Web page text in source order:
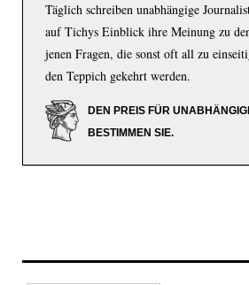
Täglich schreiben unabhängige
auf Tichys Einblick ihre Meinung zu
jenen Fragen, die sonst oft all zu
den Teppich gekehrt werden.
DEN PREIS FÜR
BESTIMMEN SIE.